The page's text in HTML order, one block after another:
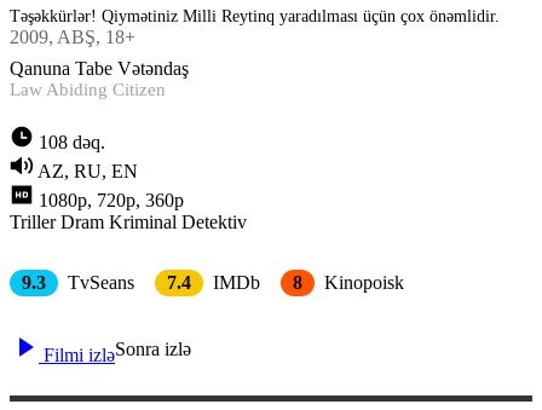
Təşəkkürlər! Qiymətiniz Milli Reytinq yaradılması üçün çox önəmlidir.
2009, ABŞ, 18+
Qanuna Tabe Vətəndaş
Law Abiding Citizen
108 dəq.
AZ, RU, EN
1080p, 720p, 360p
Triller Dram Kriminal Detektiv
9.3 TvSeans 7.4 IMDb 8 Kinopoisk
Filmi izləSonra izlə